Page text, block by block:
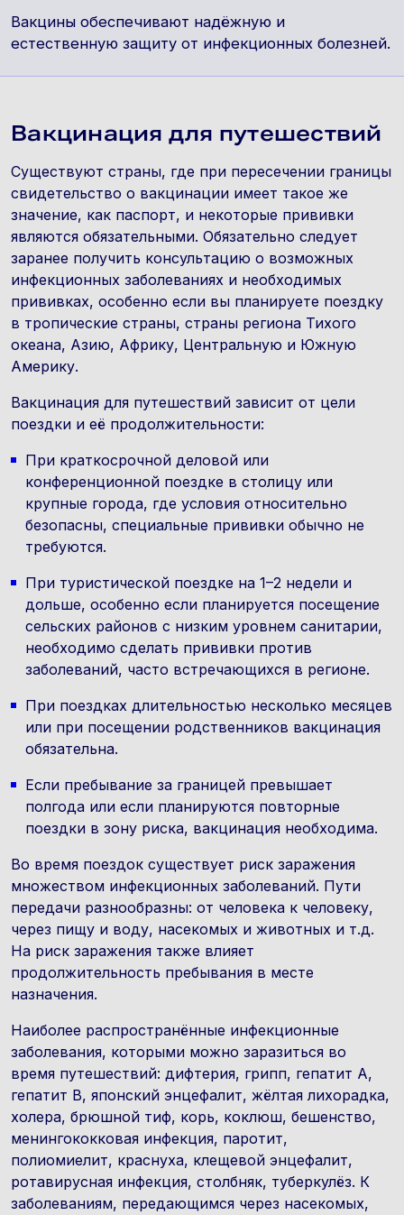
Вакцины обеспечивают надёжную и
естественную защиту от инфекционных болезней.
Вакцинация для путешествий
Существуют страны, где при пересечении границы
свидетельство о вакцинации имеет такое же
значение, как паспорт, и некоторые прививки
являются обязательными. Обязательно следует
заранее получить консультацию о возможных
инфекционных заболеваниях и необходимых
прививках, особенно если вы планируете поездку
в тропические страны, страны региона Тихого
океана, Азию, Африку, Центральную и Южную
Америку.
Вакцинация для путешествий зависит от цели
поездки и её продолжительности:
При краткосрочной деловой или
конференционной поездке в столицу или
крупные города, где условия относительно
безопасны, специальные прививки обычно не
требуются.
При туристической поездке на 1–2 недели и
дольше, особенно если планируется посещение
сельских районов с низким уровнем санитарии,
необходимо сделать прививки против
заболеваний, часто встречающихся в регионе.
При поездках длительностью несколько месяцев
или при посещении родственников вакцинация
обязательна.
Если пребывание за границей превышает
полгода или если планируются повторные
поездки в зону риска, вакцинация необходима.
Во время поездок существует риск заражения
множеством инфекционных заболеваний. Пути
передачи разнообразны: от человека к человеку,
через пищу и воду, насекомых и животных и т.д.
На риск заражения также влияет
продолжительность пребывания в месте
назначения.
Наиболее распространённые инфекционные
заболевания, которыми можно заразиться во
время путешествий: дифтерия, грипп, гепатит А,
гепатит B, японский энцефалит, жёлтая лихорадка,
холера, брюшной тиф, корь, коклюш, бешенство,
менингококковая инфекция, паротит,
полиомиелит, краснуха, клещевой энцефалит,
ротавирусная инфекция, столбняк, туберкулёз. К
заболеваниям, передающимся через насекомых,